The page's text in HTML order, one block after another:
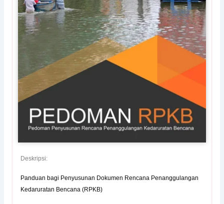
Deskripsi:
Panduan bagi Penyusunan Dokumen Rencana Penanggulangan
Kedaruratan Bencana (RPKB)